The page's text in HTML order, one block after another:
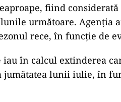
fiind
următoare. Agenția
rece, în funcție de
în calcul extinderea
jumătatea lunii iulie, în